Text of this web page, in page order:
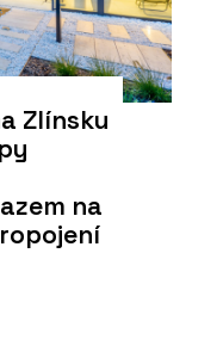
Zlínsku
na